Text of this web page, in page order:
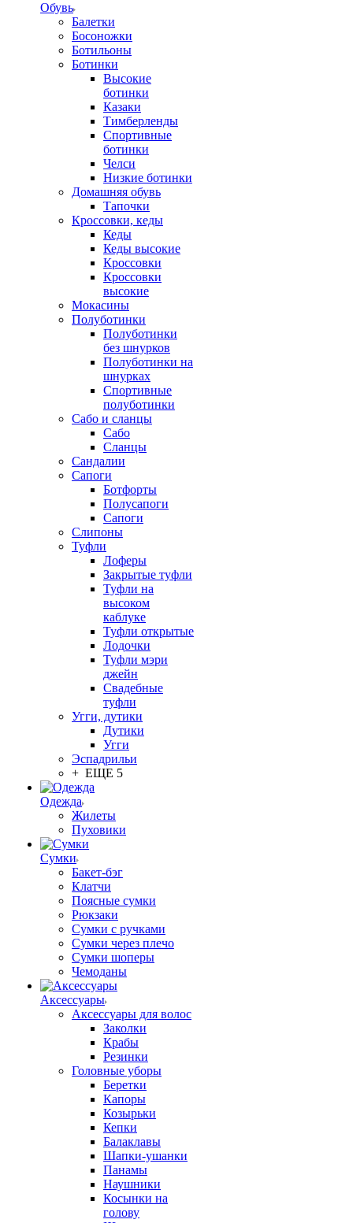
Обувь
Балетки
Босоножки
Ботильоны
Ботинки
Высокие
ботинки
Казаки
Тимберленды
Спортивные
ботинки
Челси
Низкие ботинки
Домашняя обувь
Тапочки
Кроссовки, кеды
Кеды
Кеды высокие
Кроссовки
Кроссовки
высокие
Мокасины
Полуботинки
Полуботинки
без шнурков
Полуботинки на
шнурках
Спортивные
полуботинки
Сабо и сланцы
Сабо
Сланцы
Сандалии
Сапоги
Ботфорты
Полусапоги
Сапоги
Слипоны
Туфли
Лоферы
Закрытые туфли
Туфли на
высоком
каблуке
Туфли открытые
Лодочки
Туфли мэри
джейн
Свадебные
туфли
Угги, дутики
Дутики
Угги
Эспадрильи
+ ЕЩЕ 5
Одежда
Жилеты
Пуховики
Сумки
Бакет-бэг
Клатчи
Поясные сумки
Рюкзаки
Сумки с ручками
Сумки через плечо
Сумки шоперы
Чемоданы
Аксессуары
Аксессуары для волос
Заколки
Крабы
Резинки
Головные уборы
Беретки
Капоры
Козырьки
Кепки
Балаклавы
Шапки-ушанки
Панамы
Наушники
Косынки на
голову